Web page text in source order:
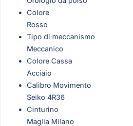
Colore
Rosso
Tipo di meccanismo
Meccanico
Colore Cassa
Acciaio
Calibro Movimento
Seiko 4R36
Cinturino
Maglia Milano